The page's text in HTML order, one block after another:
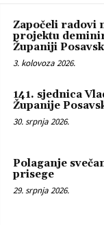
Započeli radovi
projektu
Županiji
3. kolovoza 2026.
141. sjednica
Županije
30. srpnja 2026.
Polaganje
prisege
29. srpnja 2026.